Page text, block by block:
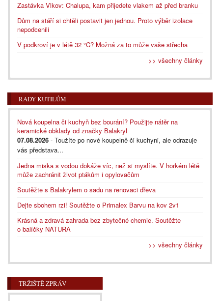
Zastávka Vlkov: Chalupa, kam přijedete vlakem až před branku
Dům na stáří si chtěli postavit jen jednou. Proto výběr izolace
nepodcenili
V podkroví je v létě 32 °C? Možná za to může vaše střecha
>> všechny články
RADY KUTILŮM
Nová koupelna či kuchyň bez bourání? Použijte nátěr na
keramické obklady od značky Balakryl
07.08.2026 - Toužíte po nové koupelně či kuchyni, ale odrazuje
vás představa...
Jedna miska s vodou dokáže víc, než si myslíte. V horkém létě
může zachránit život ptákům i opylovačům
Soutěžte s Balakrylem o sadu na renovaci dřeva
Dejte sbohem rzi! Soutěžte o Primalex Barvu na kov 2v1
Krásná a zdravá zahrada bez zbytečné chemie. Soutěžte
o balíčky NATURA
>> všechny články
TRŽIŠTĚ ZPRÁV